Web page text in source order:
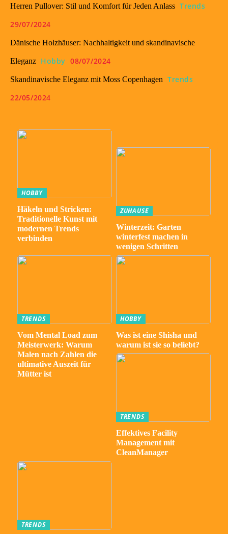
Herren Pullover: Stil und Komfort für Jeden Anlass Trends
29/07/2024
Dänische Holzhäuser: Nachhaltigkeit und skandinavische
Eleganz Hobby 08/07/2024
Skandinavische Eleganz mit Moss Copenhagen Trends
22/05/2024
HOBBY
Häkeln und Stricken:
Traditionelle Kunst mit
modernen Trends
verbinden
ZUHAUSE
Winterzeit: Garten
winterfest machen in
wenigen Schritten
TRENDS
Vom Mental Load zum
Meisterwerk: Warum
Malen nach Zahlen die
ultimative Auszeit für
Mütter ist
HOBBY
Was ist eine Shisha und
warum ist sie so beliebt?
TRENDS
Effektives Facility
Management mit
CleanManager
TRENDS